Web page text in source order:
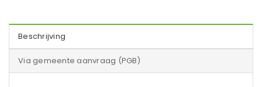
Beschrijving
Via gemeente aanvraag (PGB)